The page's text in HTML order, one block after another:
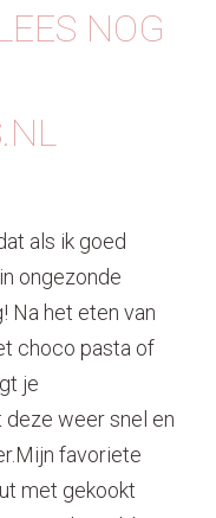
NOG
als ik goed
ongezonde
Na het eten van
choco pasta of
je
deze weer snel en
favoriete
met gekookt